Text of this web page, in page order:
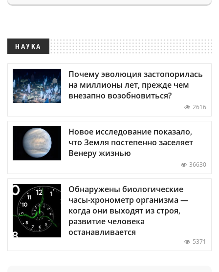
НАУКА
Почему эволюция застопорилась
на миллионы лет, прежде чем
внезапно возобновиться?
2616
Новое исследование показало,
что Земля постепенно заселяет
Венеру жизнью
36630
Обнаружены биологические
часы-хронометр организма —
когда они выходят из строя,
развитие человека
останавливается
5371